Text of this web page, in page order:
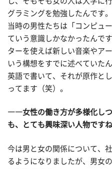
グラミングを勉強したんです
当時の男性たちは「コンピュ
ていう意識しかなかったんで
ターを使えば新しい音楽やア
いう構想をすでに述べていた
英語で書いて、それが原作と
ってます（笑）。
――女性の働き方が多様化し
も、とても興味深い人物ですね
今は男と女の関係について、
るようになりましたが、男女